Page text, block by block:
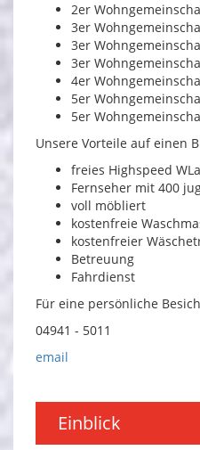
2er
3er
3er
3er
4er
5er
5er
Unsere Vorteile auf einen
freies Highspeed
Fernseher mit 400
voll möbliert
kostenfreie
kostenfreier
Betreuung
Fahrdienst
Für eine persönliche
04941 - 5011
email
Einblick